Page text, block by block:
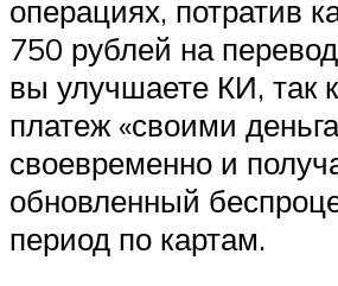
операциях, потратив
750 рублей на
вы улучшаете КИ, так
платеж «своими
своевременно и
обновленный
период по картам.